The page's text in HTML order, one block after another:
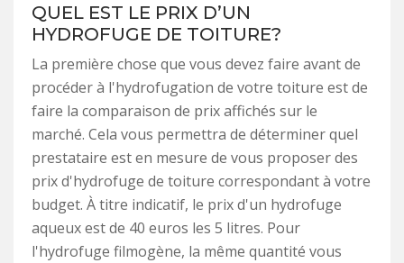
QUEL EST LE PRIX D’UN
HYDROFUGE DE TOITURE?
La première chose que vous devez faire avant de
procéder à l'hydrofugation de votre toiture est de
faire la comparaison de prix affichés sur le
marché. Cela vous permettra de déterminer quel
prestataire est en mesure de vous proposer des
prix d'hydrofuge de toiture correspondant à votre
budget. À titre indicatif, le prix d'un hydrofuge
aqueux est de 40 euros les 5 litres. Pour
l'hydrofuge filmogène, la même quantité vous